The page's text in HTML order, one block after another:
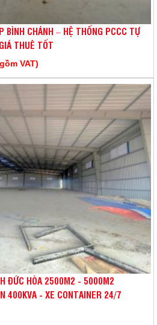
BÌNH CHÁNH – HỆ THỐNG PCCC TỰ
THUÊ TỐT
VAT)
ĐỨC HÒA 2500M2 - 5000M2
400KVA - XE CONTAINER 24/7